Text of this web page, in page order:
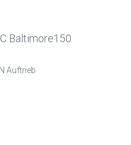
Baltimore150
Auftrieb